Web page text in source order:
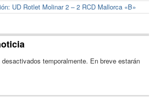
UD Rotlet Molinar 2 – 2 RCD Mallorca «B»
temporalmente. En breve estarán